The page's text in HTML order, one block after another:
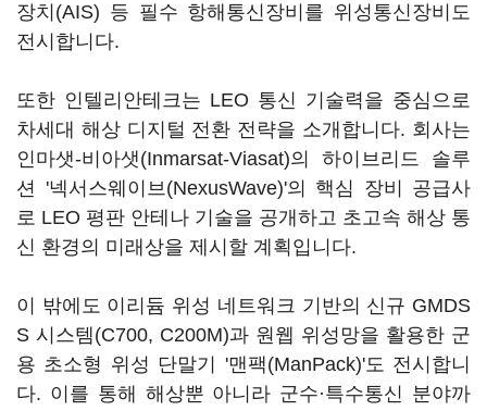
장치(AIS) 등 필수 항해통신장비를 위성통신장비도
전시합니다.
또한 인텔리안테크는 LEO 통신 기술력을 중심으로
차세대 해상 디지털 전환 전략을 소개합니다. 회사는
인마샛-비아샛(Inmarsat-Viasat)의 하이브리드 솔루
션 '넥서스웨이브(NexusWave)'의 핵심 장비 공급사
로 LEO 평판 안테나 기술을 공개하고 초고속 해상 통
신 환경의 미래상을 제시할 계획입니다.
이 밖에도 이리듐 위성 네트워크 기반의 신규 GMDS
S 시스템(C700, C200M)과 원웹 위성망을 활용한 군
용 초소형 위성 단말기 '맨팩(ManPack)'도 전시합니
다. 이를 통해 해상뿐 아니라 군수·특수통신 분야까